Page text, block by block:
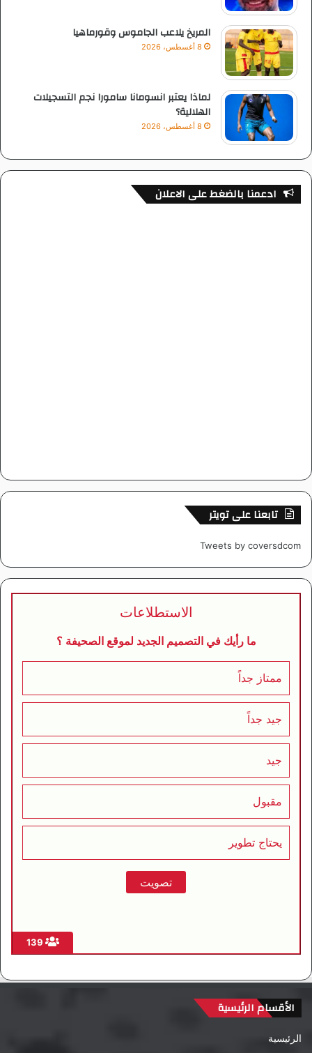
المريخ يلاعب الجاموس وقورماهيا
8 أغسطس، 2026
لماذا يعتبر انسومانا سامورا نجم التسجيلات
الهلالية؟
8 أغسطس، 2026
ادعمنا بالضغط على الاعلان
تابعنا على تويتر
Tweets by coversdcom
الاستطلاعات
ما رأيك في التصميم الجديد لموقع الصحيفة ؟
ممتاز جداً
جيد جداً
جيد
مقبول
يحتاج تطوير
الأقسام الرئيسية
الرئيسية